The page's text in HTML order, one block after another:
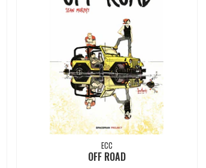
ECC
OFF ROAD